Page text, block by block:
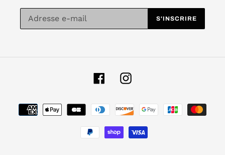
S'INSCRIRE
FacebookInstagram
Moyens
de
paiement